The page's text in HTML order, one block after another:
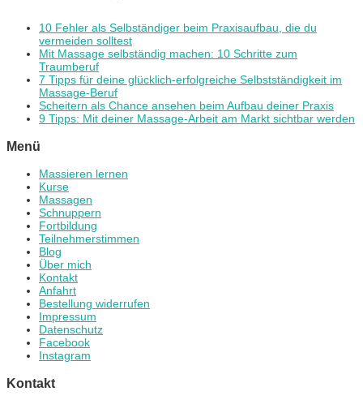
10 Fehler als Selbständiger beim Praxisaufbau, die du
vermeiden solltest
Mit Massage selbständig machen: 10 Schritte zum
Traumberuf
7 Tipps für deine glücklich-erfolgreiche Selbstständigkeit im
Massage-Beruf
Scheitern als Chance ansehen beim Aufbau deiner Praxis
9 Tipps: Mit deiner Massage-Arbeit am Markt sichtbar werden
Menü
Massieren lernen
Kurse
Massagen
Schnuppern
Fortbildung
Teilnehmerstimmen
Blog
Über mich
Kontakt
Anfahrt
Bestellung widerrufen
Impressum
Datenschutz
Facebook
Instagram
Kontakt